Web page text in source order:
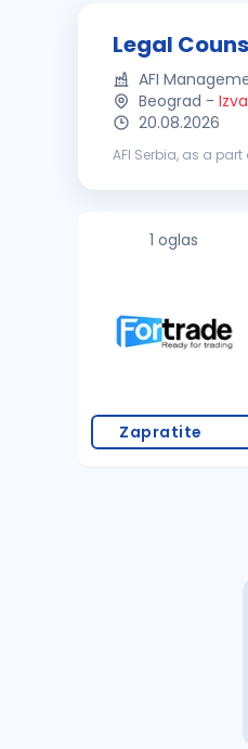
Legal
AFI
Beograd -
20.08.2026
AFI Serbia, as a
1 oglas
Zapratite